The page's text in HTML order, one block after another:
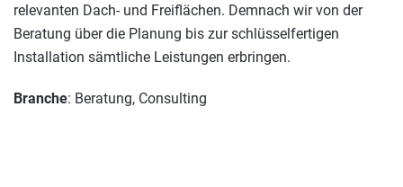
relevanten Dach- und Freiflächen. Demnach wir von der
Beratung über die Planung bis zur schlüsselfertigen
Installation sämtliche Leistungen erbringen.
Branche: Beratung, Consulting